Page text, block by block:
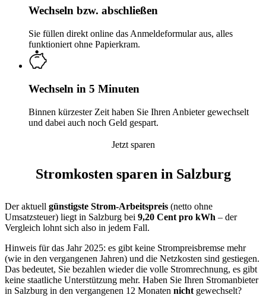
Wechseln bzw. abschließen
Sie füllen direkt online das Anmeldeformular aus, alles
funktioniert ohne Papierkram.
Wechseln in 5 Minuten
Binnen kürzester Zeit haben Sie Ihren Anbieter gewechselt
und dabei auch noch Geld gespart.
Jetzt sparen
Stromkosten sparen in Salzburg
Der aktuell günstigste Strom-Arbeitspreis (netto ohne
Umsatzsteuer) liegt in Salzburg bei 9,20 Cent pro kWh – der
Vergleich lohnt sich also in jedem Fall.
Hinweis für das Jahr 2025: es gibt keine Strompreisbremse mehr
(wie in den vergangenen Jahren) und die Netzkosten sind gestiegen.
Das bedeutet, Sie bezahlen wieder die volle Stromrechnung, es gibt
keine staatliche Unterstützung mehr. Haben Sie Ihren Stromanbieter
in Salzburg in den vergangenen 12 Monaten nicht gewechselt?